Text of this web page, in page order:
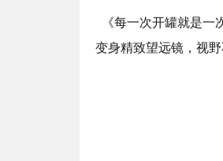
《每一次开罐就是一
变身精致望远镜，视